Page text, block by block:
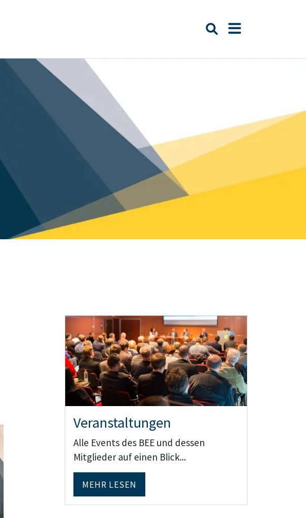
Suche öffnen
Teaser: Veranstaltungen
Veranstaltungen
Alle Events des BEE und dessen
Mitglieder auf einen Blick...
MEHR LESEN